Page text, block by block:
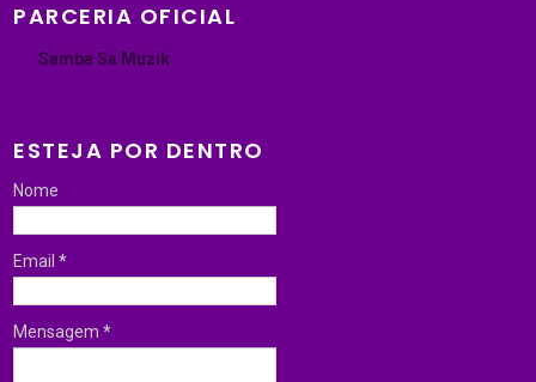
PARCERIA OFICIAL
Samba Sa Muzik
ESTEJA POR DENTRO
Nome
Email*
Mensagem*